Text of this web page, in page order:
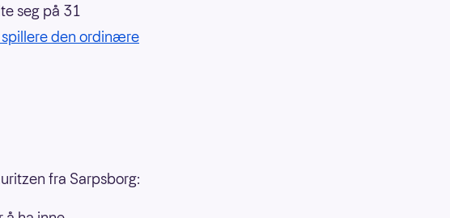
seg på 31
den ordinære
fra Sarpsborg: